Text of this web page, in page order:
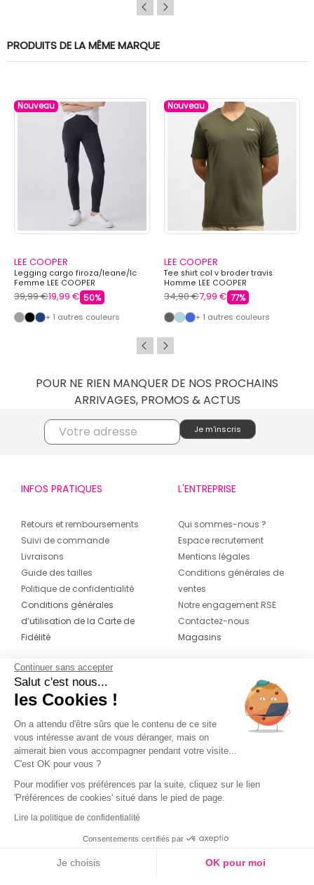
PRODUITS DE LA MÊME MARQUE
Nouveau
LEE COOPER
Legging cargo firoza/leane/lc
Femme LEE COOPER
39,99 €19,99 € 50%
+ 1 autres couleurs
Nouveau
LEE COOPER
Tee shirt col v broder travis
Homme LEE COOPER
34,90 €7,99 € 77%
+ 1 autres couleurs
POUR NE RIEN MANQUER DE NOS PROCHAINS
ARRIVAGES, PROMOS & ACTUS
INFOS PRATIQUES
Retours et remboursements
Suivi de commande
Livraisons
Guide des tailles
Politique de confidentialité
Conditions générales
d’utilisation de la Carte de
Fidélité
L'ENTREPRISE
Qui sommes-nous ?
Espace recrutement
Mentions légales
Conditions générales de
ventes
Notre engagement RSE
Contactez-nous
Magasins
CONTACT
04 42 20 78 42
Du lundi au jeudi de 8h30 à 16h30 & le
vendredi de 8h30 à 15h30
Continuer sans accepter
Salut c'est nous...
les Cookies !
On a attendu d'être sûrs que le contenu de ce site
vous intéresse avant de vous déranger, mais on
aimerait bien vous accompagner pendant votre visite...
C'est OK pour vous ?
Pour modifier vos préférences par la suite, cliquez sur le lien
'Préférences de cookies' situé dans le pied de page.
Lire la politique de confidentialité
Consentements certifiés par
Je choisis OK pour moi